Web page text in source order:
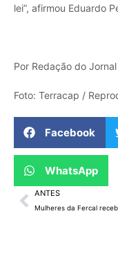
lei”, afirmou Eduardo
Por Redação do
Foto: Terracap /
Facebook
WhatsApp
ANTES